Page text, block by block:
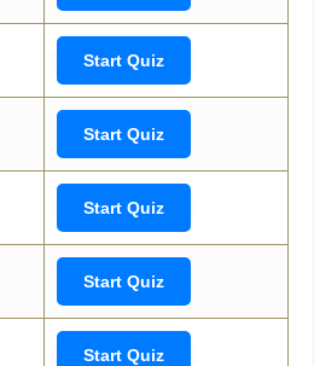
Start Quiz
Start Quiz
Start Quiz
Start Quiz
Start Quiz